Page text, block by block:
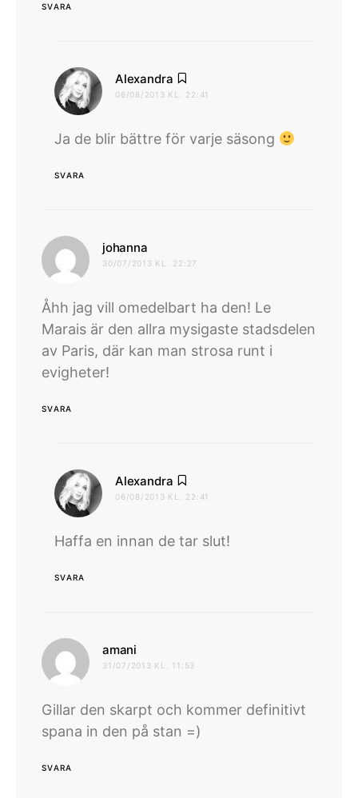
SVARA
Alexandra
06/08/2013 KL. 22:41
Ja de blir bättre för varje säsong
SVARA
johanna
30/07/2013 KL. 22:27
Åhh jag vill omedelbart ha den! Le
Marais är den allra mysigaste stadsdelen
av Paris, där kan man strosa runt i
evigheter!
SVARA
Alexandra
06/08/2013 KL. 22:41
Haffa en innan de tar slut!
SVARA
amani
31/07/2013 KL. 11:53
Gillar den skarpt och kommer definitivt
spana in den på stan =)
SVARA